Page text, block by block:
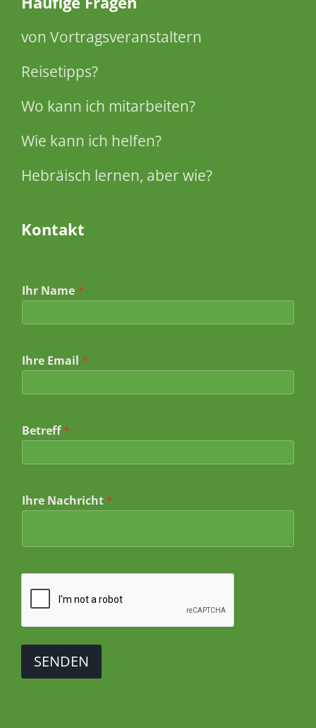
von Vortragsveranstaltern
Reisetipps?
Wo kann ich mitarbeiten?
Wie kann ich helfen?
Hebräisch lernen, aber wie?
Kontakt
Ihr Name *
Ihre Email *
h
r
*
a
i
Betreff*
Ihre Nachricht *
SENDEN